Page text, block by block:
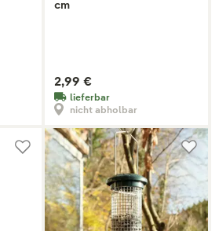
cm
2,99 €
lieferbar
nicht abholbar